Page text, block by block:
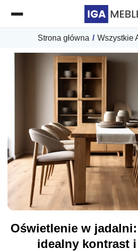
Strona główna / Wszystkie
Oświetlenie w
idealny kontrast